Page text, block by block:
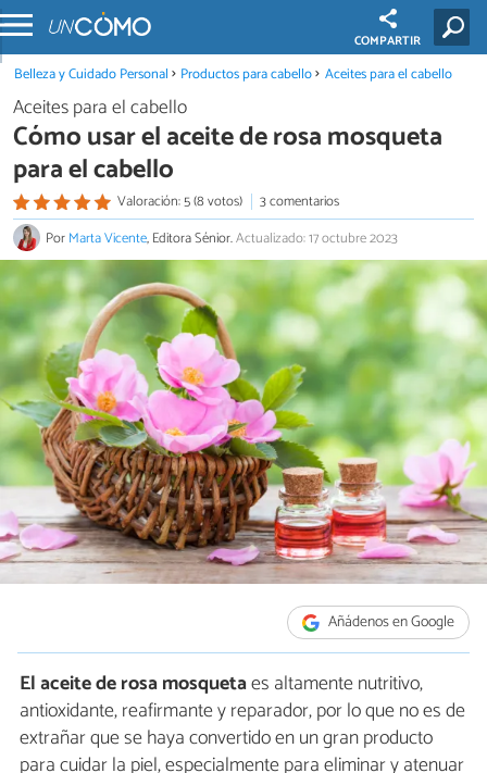
COMPARTIR
Belleza y Cuidado Personal Productos para cabello Aceites para el cabello
Aceites para el cabello
Cómo usar el aceite de rosa mosqueta
para el cabello
Valoración: 5 (8 votos)
3 comentarios
PorMarta Vicente, Editora Sénior.Actualizado: 17 octubre 2023
Añádenos en Google
El aceite de rosa mosquetaes altamente nutritivo,
antioxidante, reafirmante y reparador, por lo que no es de
extrañar que se haya convertido en un gran producto
para cuidar la piel, especialmente para eliminar y atenuar